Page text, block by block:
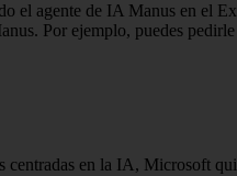
el agente de IA Manus en el
Por ejemplo, puedes
centradas en la IA, Microsoft